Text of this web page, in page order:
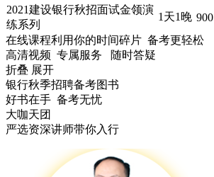
2021建设银行秋招面试金领演
练系列
1天1晚 900
在线课程利用你的时间碎片 备考更轻松
高清视频 专属服务 随时答疑
折叠 展开
银行秋季招聘备考图书
好书在手 备考无忧
大咖天团
严选资深讲师带你入行